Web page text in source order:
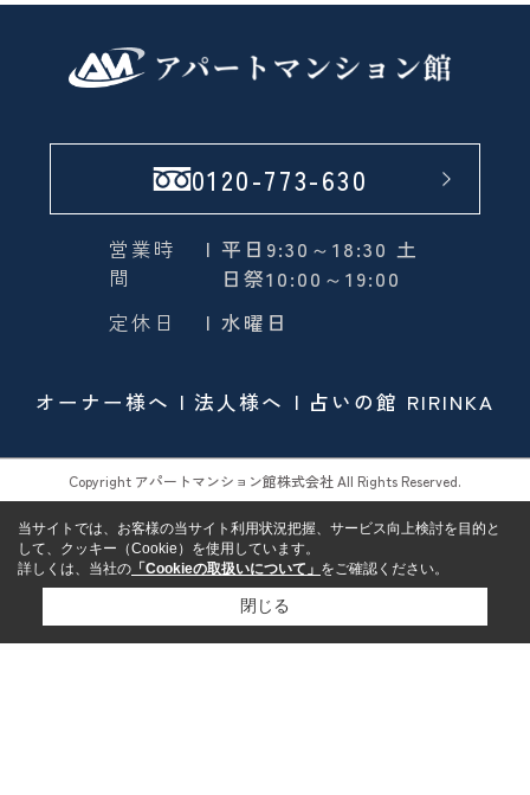
0120-773-630
営業時
間
| 平日9:30～18:30 土
日祭10:00～19:00
定休日
| 水曜日
オーナー様へ 法人様へ 占いの館 RIRINKA
Copyright アパートマンション館株式会社 All Rights Reserved.
当サイトでは、お客様の当サイト利用状況把握、サービス向上検討を目的と
して、クッキー（Cookie）を使用しています。
詳しくは、当社の 「Cookieの取扱いについて」 をご確認ください。
閉じる